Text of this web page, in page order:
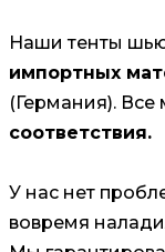
Наши тенты
импортных
(Германия).
соответствия.
У нас нет
вовремя